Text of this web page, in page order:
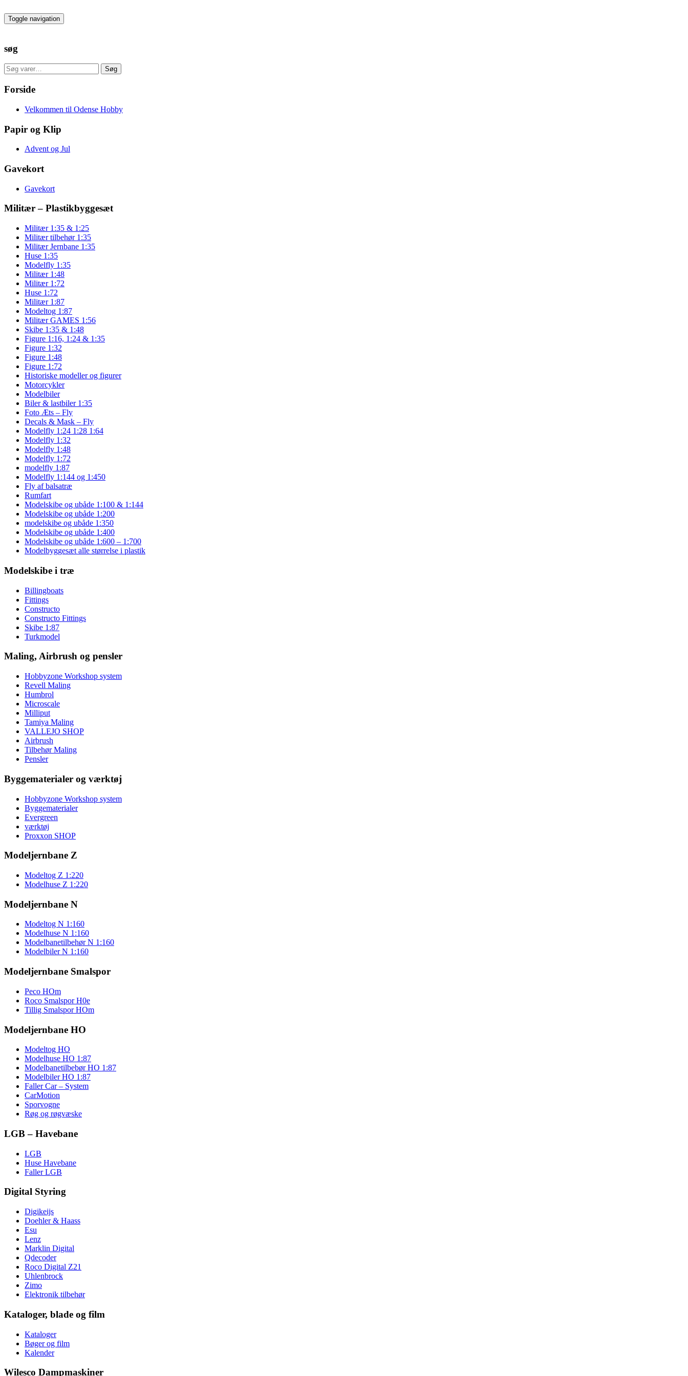
to
the
Toggle navigation
søg
Søg
efter:
Søg
Forside
Velkommen til Odense Hobby
Papir og Klip
Advent og Jul
Gavekort
Gavekort
Militær – Plastikbyggesæt
Militær 1:35 & 1:25
Militær tilbehør 1:35
Militær Jernbane 1:35
Huse 1:35
Modelfly 1:35
Militær 1:48
Militær 1:72
Huse 1:72
Militær 1:87
Modeltog 1:87
Militær GAMES 1:56
Skibe 1:35 & 1:48
Figure 1:16, 1:24 & 1:35
Figure 1:32
Figure 1:48
Figure 1:72
Historiske modeller og figurer
Motorcykler
Modelbiler
Biler & lastbiler 1:35
Foto Æts – Fly
Decals & Mask – Fly
Modelfly 1:24 1:28 1:64
Modelfly 1:32
Modelfly 1:48
Modelfly 1:72
modelfly 1:87
Modelfly 1:144 og 1:450
Fly af balsatræ
Rumfart
Modelskibe og ubåde 1:100 & 1:144
Modelskibe og ubåde 1:200
modelskibe og ubåde 1:350
Modelskibe og ubåde 1:400
Modelskibe og ubåde 1:600 – 1:700
Modelbyggesæt alle størrelse i plastik
Modelskibe i træ
Billingboats
Fittings
Constructo
Constructo Fittings
Skibe 1:87
Turkmodel
Maling, Airbrush og pensler
Hobbyzone Workshop system
Revell Maling
Humbrol
Microscale
Milliput
Tamiya Maling
VALLEJO SHOP
Airbrush
Tilbehør Maling
Pensler
Byggematerialer og værktøj
Hobbyzone Workshop system
Byggematerialer
Evergreen
værktøj
Proxxon SHOP
Modeljernbane Z
Modeltog Z 1:220
Modelhuse Z 1:220
Modeljernbane N
Modeltog N 1:160
Modelhuse N 1:160
Modelbanetilbehør N 1:160
Modelbiler N 1:160
Modeljernbane Smalspor
Peco HOm
Roco Smalspor H0e
Tillig Smalspor HOm
Modeljernbane HO
Modeltog HO
Modelhuse HO 1:87
Modelbanetilbebør HO 1:87
Modelbiler HO 1:87
Faller Car – System
CarMotion
Sporvogne
Røg og røgvæske
LGB – Havebane
LGB
Huse Havebane
Faller LGB
Digital Styring
Digikeijs
Doehler & Haass
Esu
Lenz
Marklin Digital
Qdecoder
Roco Digital Z21
Uhlenbrock
Zimo
Elektronik tilbehør
Kataloger, blade og film
Kataloger
Bøger og film
Kalender
Wilesco Dampmaskiner